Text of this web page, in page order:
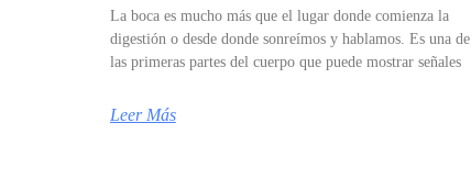
La boca es mucho más que el lugar donde comienza la
digestión o desde donde sonreímos y hablamos. Es una de
las primeras partes del cuerpo que puede mostrar señales
Leer Más